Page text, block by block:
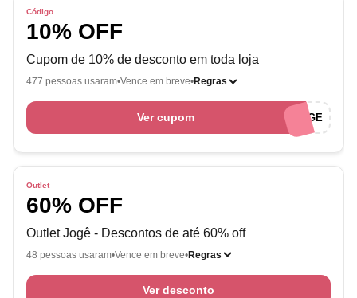
Código
10% OFF
Cupom de 10% de desconto em toda loja
477 pessoas usaram Vence em breve Regras
Ver cupom OLAJOGE
Outlet
60% OFF
Outlet Jogê - Descontos de até 60% off
48 pessoas usaram Vence em breve Regras
Ver desconto